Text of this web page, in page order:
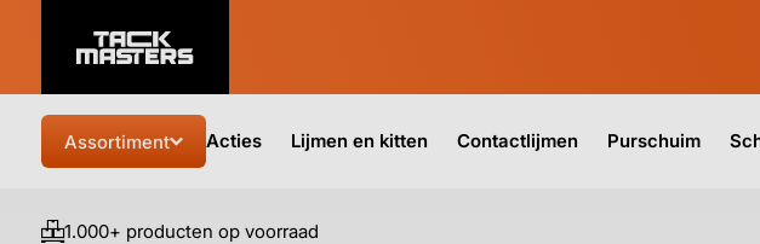
Assortiment Acties Lijmen en kitten Contactlijmen Purschuim
1.000+ producten op voorraad